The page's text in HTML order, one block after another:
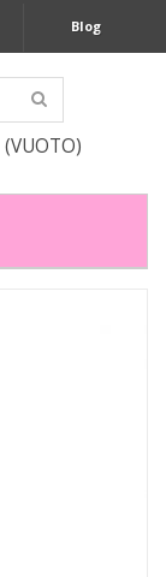
Blog
(VUOTO)